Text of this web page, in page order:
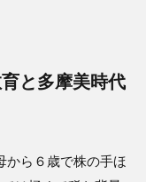
と多摩美時代
から６歳で株の手ほ